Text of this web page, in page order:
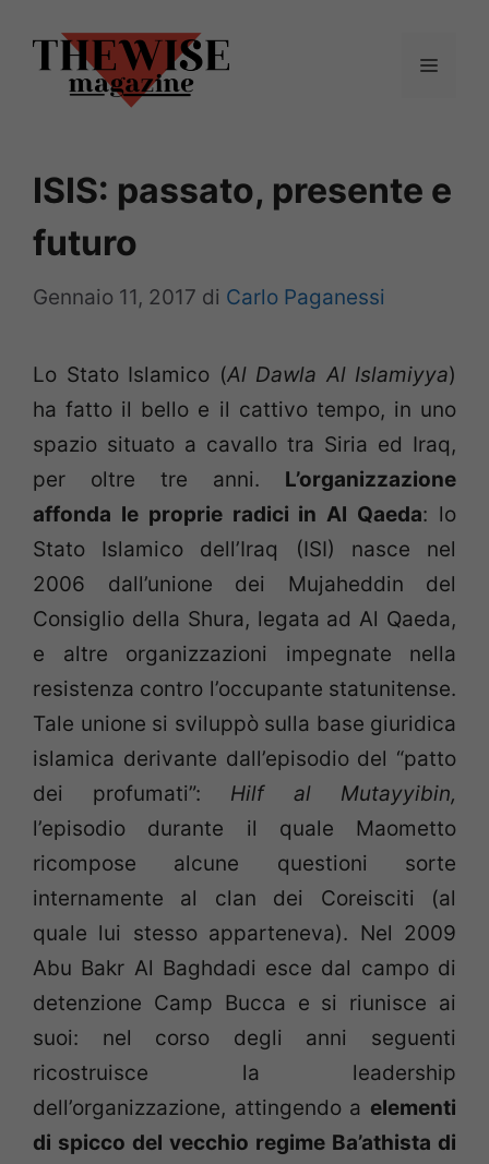
contenuto
Menu
ISIS: passato, presente e
futuro
Gennaio 11, 2017 di Carlo Paganessi
Lo Stato Islamico (Al Dawla Al Islamiyya)
ha fatto il bello e il cattivo tempo, in uno
spazio situato a cavallo tra Siria ed Iraq,
per oltre tre anni. L’organizzazione
affonda le proprie radici in Al Qaeda: lo
Stato Islamico dell’Iraq (ISI) nasce nel
2006 dall’unione dei Mujaheddin del
Consiglio della Shura, legata ad Al Qaeda,
e altre organizzazioni impegnate nella
resistenza contro l’occupante statunitense.
Tale unione si sviluppò sulla base giuridica
islamica derivante dall’episodio del “patto
dei profumati”: Hilf al Mutayyibin,
l’episodio durante il quale Maometto
ricompose alcune questioni sorte
internamente al clan dei Coreisciti (al
quale lui stesso apparteneva). Nel 2009
Abu Bakr Al Baghdadi esce dal campo di
detenzione Camp Bucca e si riunisce ai
suoi: nel corso degli anni seguenti
ricostruisce la leadership
dell’organizzazione, attingendo a elementi
di spicco del vecchio regime Ba’athista di